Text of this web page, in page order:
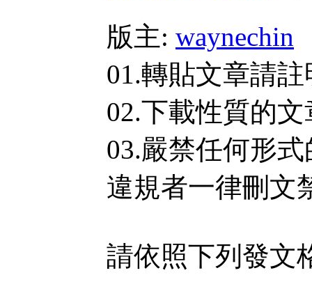
版主: waynechin
01.轉貼文章請
02.下載性質的
03.嚴禁任何形
違規者一律刪文
請依照下列發文